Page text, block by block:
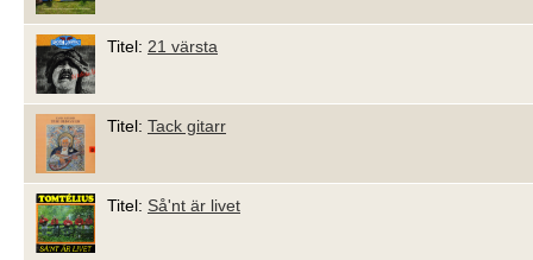
Titel: 21 värsta
Titel: Tack gitarr
Titel: Så'nt är livet